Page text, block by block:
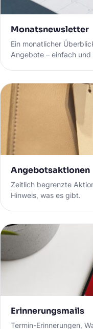
Monatsnewsletter
Ein monatlicher
Angebote – einfach
Angebotsaktionen
Zeitlich begrenzte
Hinweis, was es gibt.
Erinnerungsmails
Termin-Erinnerungen,